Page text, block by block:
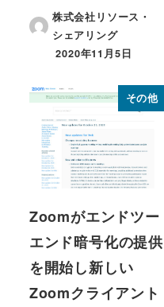
株式会社リソース・
シェアリング
投稿日
2020年11月5日
その他
Zoomがエンドツー
エンド暗号化の提供
を開始し新しい
Zoomクライアント